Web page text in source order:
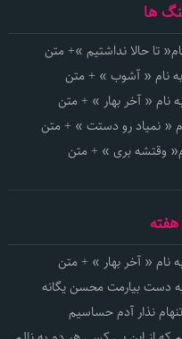
ها
تا حالا نداشتیم »+ متن
نام « آشوب » + متن
نام « آخر بهار » + متن
« نمیاد رو دستت » + متن
وقتشه بری » + متن
نام « آخر بهار » + متن
دست بیارمت محسن یگانه
نذار آدم حساسیم